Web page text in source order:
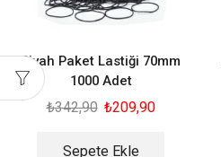
Siyah Paket Lastiği 70mm
1000 Adet
₺342,90 ₺209,90
Sepete Ekle